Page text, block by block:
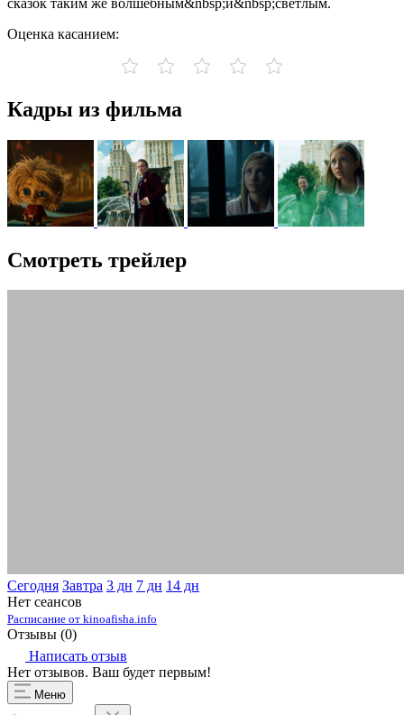
Оценка касанием:
Кадры из фильма
Смотреть трейлер
Сегодня Завтра 3 дн 7 дн 14 дн
Нет сеансов
Расписание от kinoafisha.info
Отзывы (0)
Написать отзыв
Нет отзывов. Ваш будет первым!
Меню